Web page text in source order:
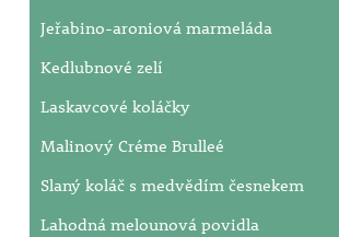
Jeřabino-aroniová marmeláda
Kedlubnové zelí
Laskavcové koláčky
Malinový Créme Brulleé
Slaný koláč s medvědím česnekem
Lahodná melounová povidla